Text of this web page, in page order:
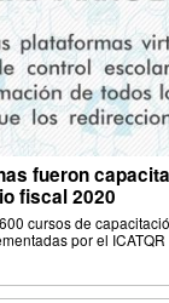
fueron
fiscal 2020
cursos de
por el